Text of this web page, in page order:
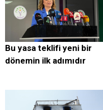
Bu yasa teklifi yeni bir
dönemin ilk adımıdır